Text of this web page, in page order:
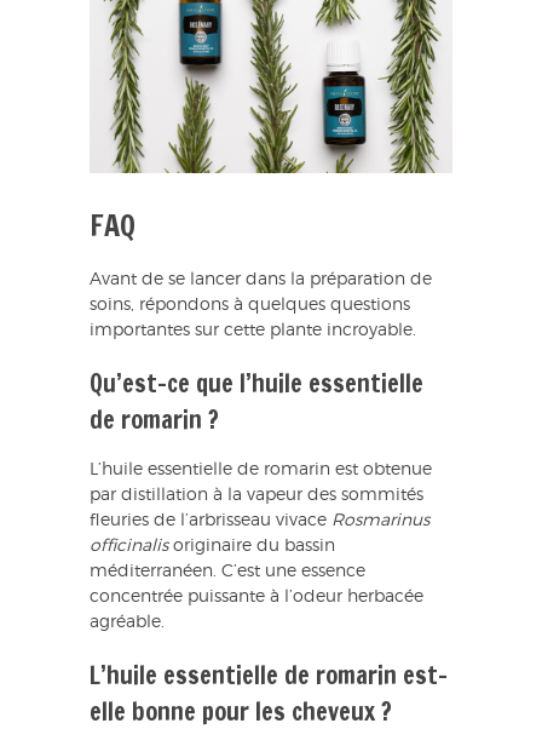
FAQ
Avant de se lancer dans la préparation de
soins, répondons à quelques questions
importantes sur cette plante incroyable.
Qu’est-ce que l’huile essentielle
de romarin ?
L’huile essentielle de romarin est obtenue
par distillation à la vapeur des sommités
fleuries de l’arbrisseau vivace Rosmarinus
officinalisoriginaire du bassin
méditerranéen. C’est une essence
concentrée puissante à l’odeur herbacée
agréable.
L’huile essentielle de romarin est-
elle bonne pour les cheveux ?